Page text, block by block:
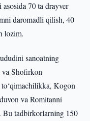
70 ta drayver
daromadli qilish, 40
lozim.
sanoatning
va Shofirkon
Kogon
va Romitanni
Bu tadbirkorlarning 150